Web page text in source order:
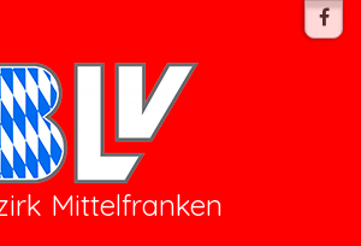
Mittelfranken